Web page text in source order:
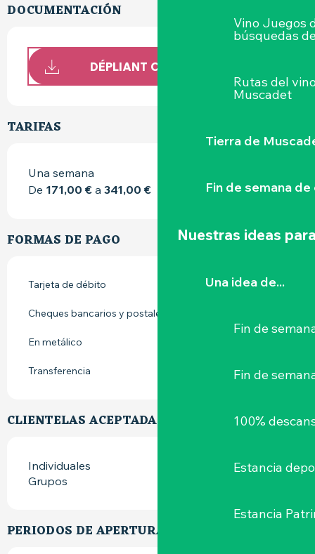
Vino Juegos
búsquedas
Rutas del
Muscadet
Tierra de
Fin de semana
Nuestras ideas
Una idea de...
Fin de
Fin de
100%
Estancia
Estancia
DOCUMENTACIÓN
DÉPLIANT CAP WEST
TARIFAS
Una semana
De 171,00 € a 341,00 €
FORMAS DE PAGO
Tarjeta de débito
Cheques bancarios y postales
En metálico
Transferencia
CLIENTELAS ACEPTADAS
Individuales
Grupos
PERIODOS DE APERTURA